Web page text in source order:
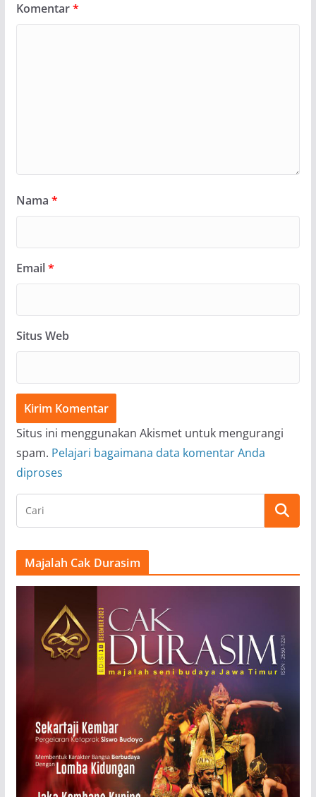
Komentar*
Nama *
Email*
Situs Web
Situs ini menggunakan Akismet untuk mengurangi
spam. Pelajari bagaimana data komentar Anda
diproses
Majalah Cak Durasim